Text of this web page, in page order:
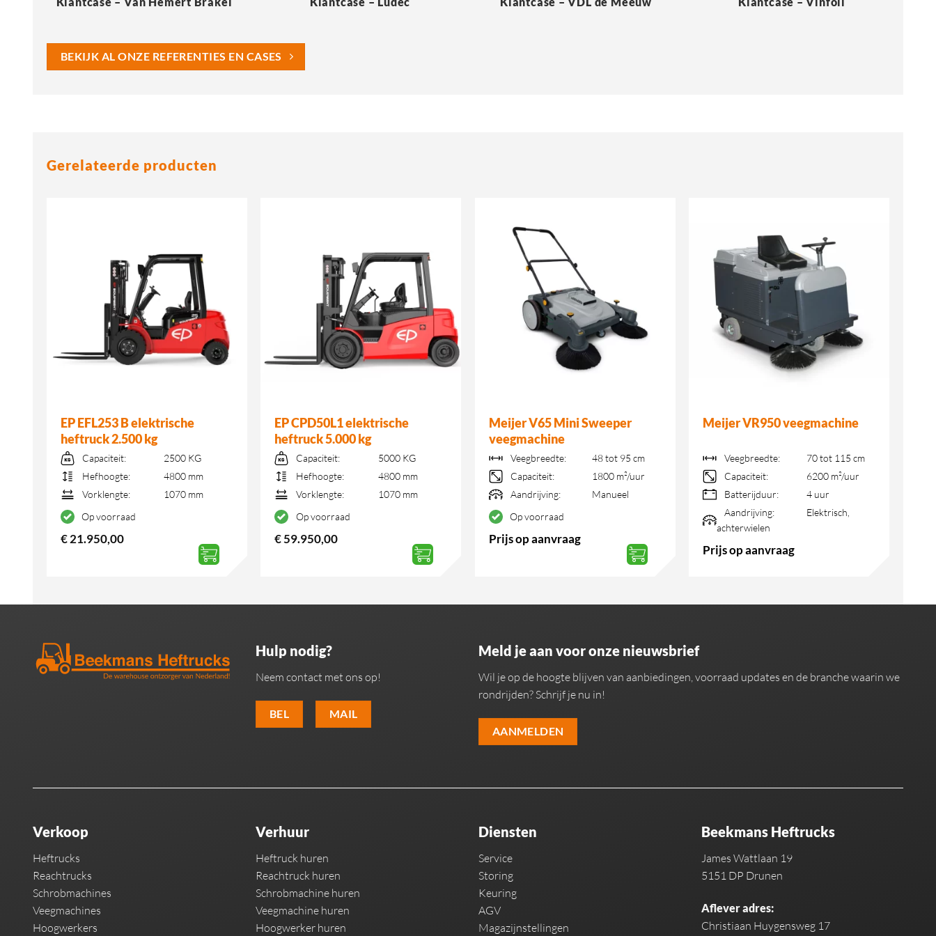
BEKIJK AL ONZE REFERENTIES EN CASES
Gerelateerde producten
EP EFL253 B elektrische
heftruck 2.500 kg
Capaciteit:
2500 KG
Hefhoogte:
4800 mm
Vorklengte:
1070 mm
Op voorraad
€21.950,00
EP CPD50L1 elektrische
heftruck 5.000 kg
Capaciteit:
5000 KG
Hefhoogte:
4800 mm
Vorklengte:
1070 mm
Op voorraad
€59.950,00
Meijer V65 Mini Sweeper
veegmachine
Veegbreedte:
48 tot 95 cm
Capaciteit:
1800 m²/uur
Aandrijving:
Manueel
Op voorraad
Prijs op aanvraag
Meijer VR950 veegmachine
Veegbreedte:
70 tot 115 cm
Capaciteit:
6200 m²/uur
Batterijduur:
4 uur
Aandrijving:
Elektrisch,
achterwielen
Prijs op aanvraag
Hulp nodig?
Neem contact met ons op!
BEL MAIL
Meld je aan voor onze nieuwsbrief
Wil je op de hoogte blijven van aanbiedingen, voorraad updates en de branche waarin we
rondrijden? Schrijf je nu in!
AANMELDEN
Verkoop
Heftrucks
Reachtrucks
Schrobmachines
Veegmachines
Hoogwerkers
Verhuur
Heftruck huren
Reachtruck huren
Schrobmachine huren
Veegmachine huren
Hoogwerker huren
Diensten
Service
Storing
Keuring
AGV
Magazijnstellingen
Beekmans Heftrucks
James Wattlaan 19
5151 DP Drunen
Aflever adres:
Christiaan Huygensweg 17